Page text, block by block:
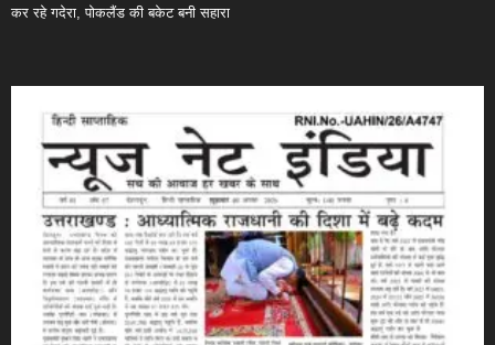
कर रहे गदेरा, पोकलैंड की बकेट बनी सहारा